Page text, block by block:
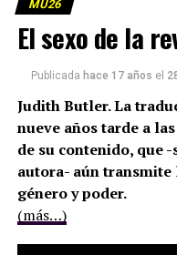
MU26
El sexo de la
Publicada hace 17 años el
Judith Butler. La
nueve años tarde a
de su contenido, que
autora- aún
género y poder.
(más…)